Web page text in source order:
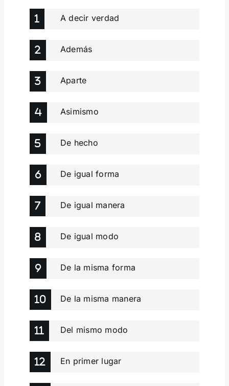
A decir verdad
Además
Aparte
Asimismo
De hecho
De igual forma
De igual manera
De igual modo
De la misma forma
De la misma manera
Del mismo modo
En primer lugar